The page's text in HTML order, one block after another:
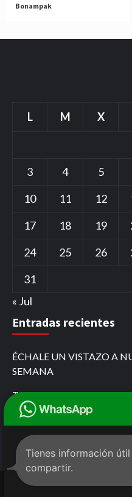
Bonampak
L M X
3
4 5
10
11 12
17
18 19
24
25 26
31
« Jul
Entradas recientes
ÉCHALE UN VISTAZO A
SEMANA
TARJETA ROJA POR
QUE SE CREYÓ DE
MARIO FOX DESAFÍA AL
COMITÁN
Copyright © 2021
Tienes información
compartir.